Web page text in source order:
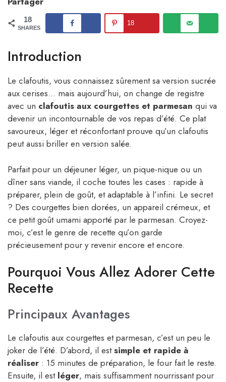
18
SHARES
18
Introduction
Le clafoutis, vous connaissez sûrement sa version sucrée
aux cerises… mais aujourd’hui, on change de registre
avec un clafoutis aux courgettes et parmesan qui va
devenir un incontournable de vos repas d’été. Ce plat
savoureux, léger et réconfortant prouve qu’un clafoutis
peut aussi briller en version salée.
Parfait pour un déjeuner léger, un pique-nique ou un
dîner sans viande, il coche toutes les cases : rapide à
préparer, plein de goût, et adaptable à l’infini. Le secret
? Des courgettes bien dorées, un appareil crémeux, et
ce petit goût umami apporté par le parmesan. Croyez-
moi, c’est le genre de recette qu’on garde
précieusement pour y revenir encore et encore.
Pourquoi Vous Allez Adorer Cette
Recette
Principaux Avantages
Le clafoutis aux courgettes et parmesan, c’est un peu le
joker de l’été. D’abord, il estsimple et rapide à
réaliser : 15 minutes de préparation, le four fait le reste.
Ensuite, il est léger, mais suffisamment nourrissant pour